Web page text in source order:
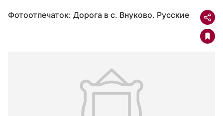
Фотоотпечаток: Дорога в с. Внуково. Русские